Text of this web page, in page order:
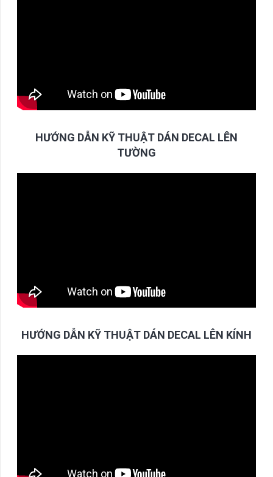
HƯỚNG DẪN KỸ THUẬT DÁN DECAL LÊN
TƯỜNG
HƯỚNG DẪN KỸ THUẬT DÁN DECAL LÊN KÍNH